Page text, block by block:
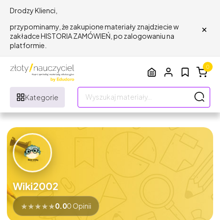
Drodzy Klienci,
przypominamy, że zakupione materiały znajdziecie w
zakładce HISTORIA ZAMÓWIEŃ, po zalogowaniu na
platformie.
×
Kategorie
0
Wiki2002
★★★★★0.00 Opinii